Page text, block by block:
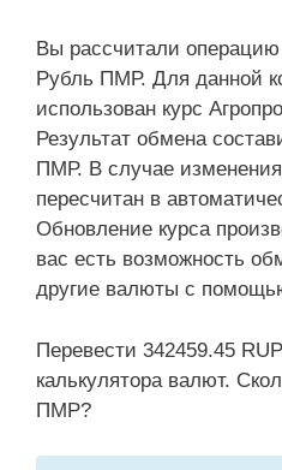
Вы рассчитали операцию
Рубль ПМР. Для данной
использован курс
Результат обмена
ПМР. В случае изменения
пересчитан в
Обновление курса
вас есть возможность
другие валюты с
Перевести 342459.45
калькулятора валют.
ПМР?